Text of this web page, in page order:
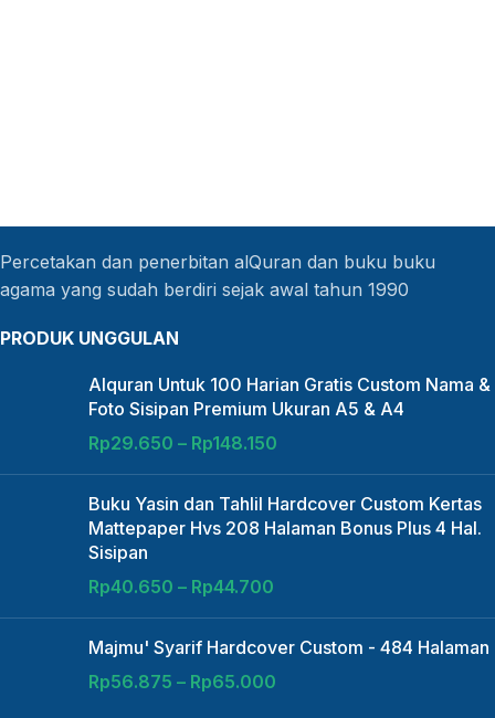
Percetakan dan penerbitan alQuran dan buku buku
agama yang sudah berdiri sejak awal tahun 1990
PRODUK UNGGULAN
Alquran Untuk 100 Harian Gratis Custom Nama &
Foto Sisipan Premium Ukuran A5 & A4
Rp29.650 – Rp148.150
Buku Yasin dan Tahlil Hardcover Custom Kertas
Mattepaper Hvs 208 Halaman Bonus Plus 4 Hal.
Sisipan
Rp40.650 – Rp44.700
Majmu' Syarif Hardcover Custom - 484 Halaman
Rp56.875 – Rp65.000